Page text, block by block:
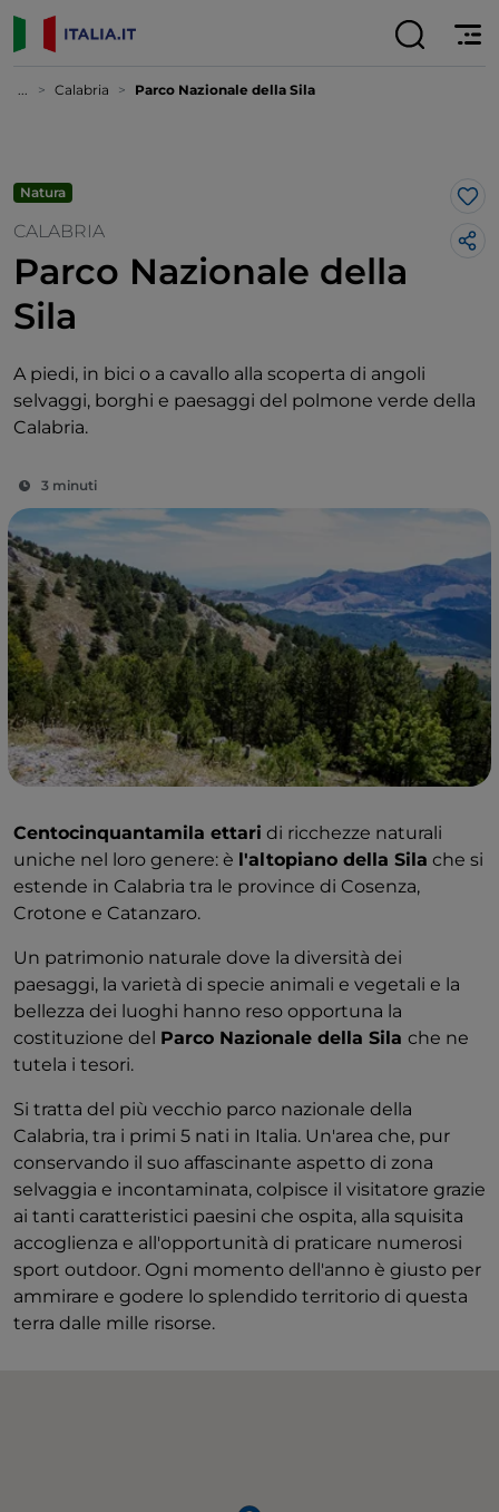
... Calabria Parco Nazionale della Sila
Natura
CALABRIA
Parco Nazionale della
Sila
A piedi, in bici o a cavallo alla scoperta di angoli
selvaggi, borghi e paesaggi del polmone verde della
Calabria.
3 minuti
Centocinquantamila ettari di ricchezze naturali
uniche nel loro genere: è l'altopiano della Sila che si
estende in Calabria tra le province di Cosenza,
Crotone e Catanzaro.
Un patrimonio naturale dove la diversità dei
paesaggi, la varietà di specie animali e vegetali e la
bellezza dei luoghi hanno reso opportuna la
costituzione del Parco Nazionale della Sila che ne
tutela i tesori.
Si tratta del più vecchio parco nazionale della
Calabria, tra i primi 5 nati in Italia. Un'area che, pur
conservando il suo affascinante aspetto di zona
selvaggia e incontaminata, colpisce il visitatore grazie
ai tanti caratteristici paesini che ospita, alla squisita
accoglienza e all'opportunità di praticare numerosi
sport outdoor. Ogni momento dell'anno è giusto per
ammirare e godere lo splendido territorio di questa
terra dalle mille risorse.